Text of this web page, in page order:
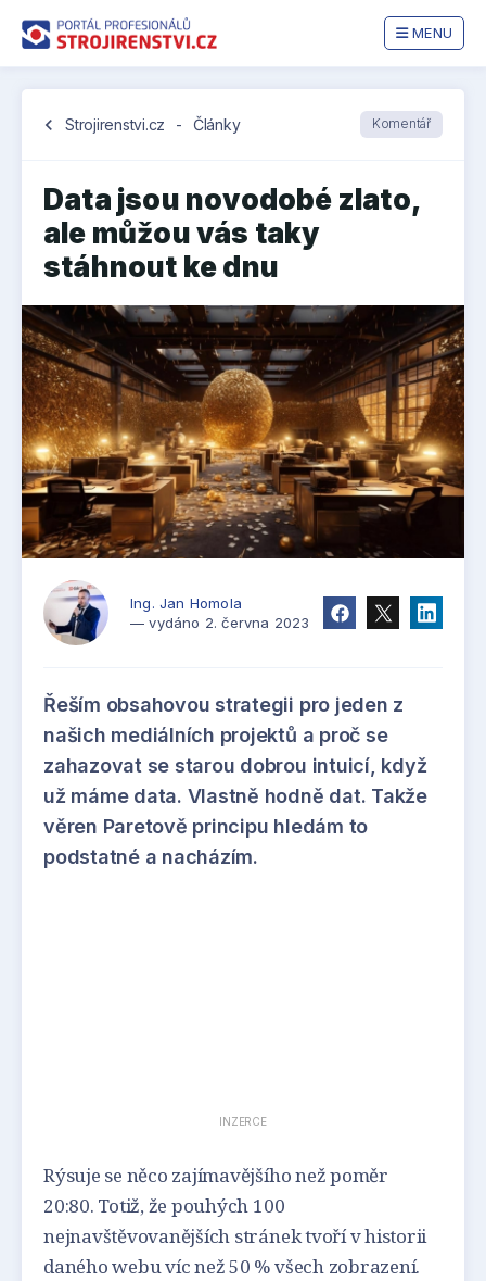
MENU
chevron_left Strojirenstvi.cz - Články Komentář
Data jsou novodobé zlato,
ale můžou vás taky
stáhnout ke dnu
Ing. Jan Homola
— vydáno 2. června 2023
Řeším obsahovou strategii pro jeden z
našich mediálních projektů a proč se
zahazovat se starou dobrou intuicí, když
už máme data. Vlastně hodně dat. Takže
věren Paretově principu hledám to
podstatné a nacházím.
INZERCE
Rýsuje se něco zajímavějšího než poměr
20:80. Totiž, že pouhých 100
nejnavštěvovanějších stránek tvoří v historii
daného webu víc než 50 % všech zobrazení.